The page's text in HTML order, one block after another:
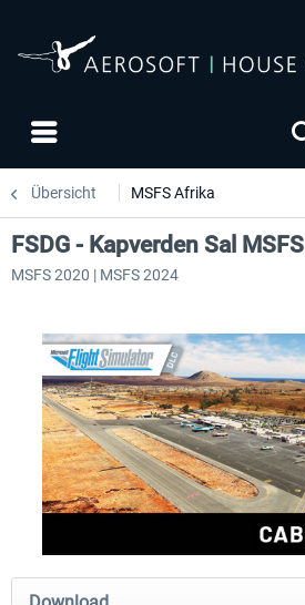
Übersicht MSFS Afrika
FSDG - Mauritius MSFS
FSDG - Kapverden Sal MSFS
MSFS 2020 | MSFS 2024